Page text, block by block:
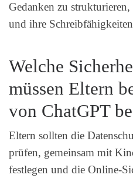
Gedanken zu
und ihre
Welche
müssen Eltern
von ChatGPT
Eltern sollten die
prüfen, gemeinsam mit
festlegen und die Online-